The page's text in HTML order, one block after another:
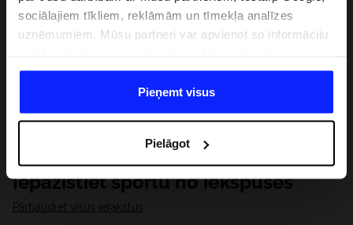
sociālajiem tīkliem, reklāmām un tīmekļa analīzes
uzņēmumiem. Mūsu partneri var apvienot so informāciju
datiem, ko viņi iegūst, izmantojot viņu pakalpojumus. Ar
Jūsu atļauju, mēs varam pārsūtīt Jūsu personas datus
saviem partneriem, lai uzlabotu veidu, kadā tiek rādīta
saturu un uzlabotu mūsu partneru piedāvātos risinajumus
( piem. socialos tīklus). Detalizētu informāciju var atrast
mūsu Privātuma politikā un sadaļā "Detaļas".
Pieņemt visus
Pielāgot
Iepazīstiet sportu no iekšpuses
Pārbaudiet visus ierakstus